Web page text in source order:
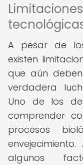
A pesar de
existen
que aún
verdadera
Uno de los
comprender
procesos
algunos